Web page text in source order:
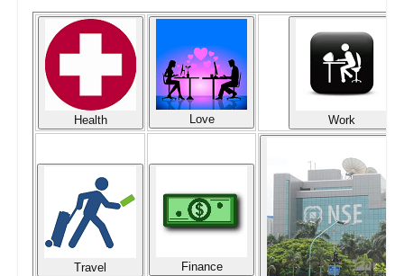
Health Love Work
Travel Finance